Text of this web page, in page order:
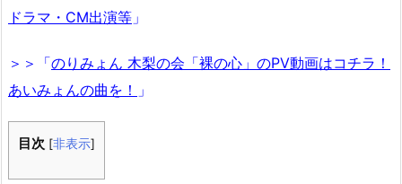
ドラマ・CM出演等 」
＞＞「のりみょん 木梨の会「裸の心」のPV動画はコチラ！
あいみょんの曲を！ 」
目次 [非表示]